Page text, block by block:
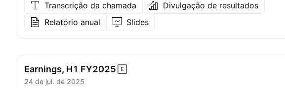
Transcrição da chamada
Divulgação de resultados
Relatório anual
Slides
Earnings, H1 FY2025
24 de jul. de 2025